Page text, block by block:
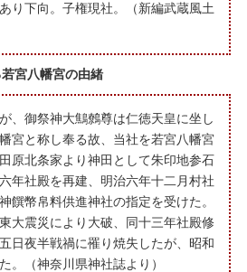
り下向。子権現社。（新編武蔵風土
宮八幡宮の由緒
、御祭神大鷦鷯尊は仁徳天皇に坐し
宮と称し奉る故、当社を若宮八幡宮
原北条家より神田として朱印地参石
年社殿を再建、明治六年十二月村社
饌幣帛料供進神社の指定を受けた。
大震災により大破、同十三年社殿修
日夜半戦禍に罹り焼失したが、昭和
。（神奈川県神社誌より）